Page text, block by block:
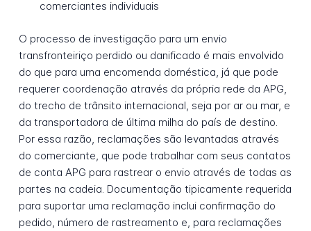
comerciantes individuais
O processo de investigação para um envio
transfronteiriço perdido ou danificado é mais envolvido
do que para uma encomenda doméstica, já que pode
requerer coordenação através da própria rede da APG,
do trecho de trânsito internacional, seja por ar ou mar, e
da transportadora de última milha do país de destino.
Por essa razão, reclamações são levantadas através
do comerciante, que pode trabalhar com seus contatos
de conta APG para rastrear o envio através de todas as
partes na cadeia. Documentação tipicamente requerida
para suportar uma reclamação inclui confirmação do
pedido, número de rastreamento e, para reclamações